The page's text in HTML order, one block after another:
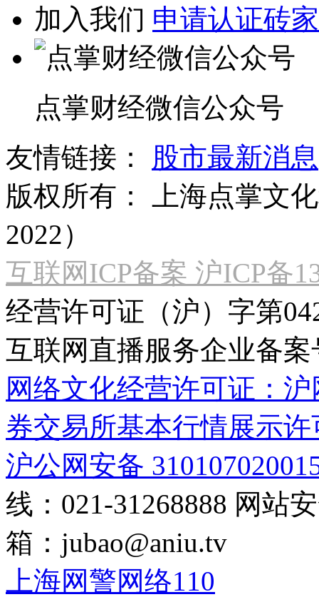
加入我们 申请认证砖家
点掌财经微信公众号
友情链接：
股市最新消息
版权所有：
上海点掌文
2022）
互联网ICP备案 沪ICP备
经营许可证（沪）字第
互联网直播服务企业备案
网络文化经营许可证：
券交易所基本行情展示许
沪公网安备
线：021-31268888 网站
箱： jubao@aniu.tv
上海网警网络110